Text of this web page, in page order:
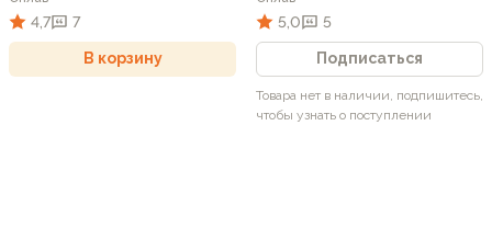
4,7 7
В корзину
5,0 5
Подписаться
Товара нет в наличии, подпишитесь,
чтобы узнать о поступлении